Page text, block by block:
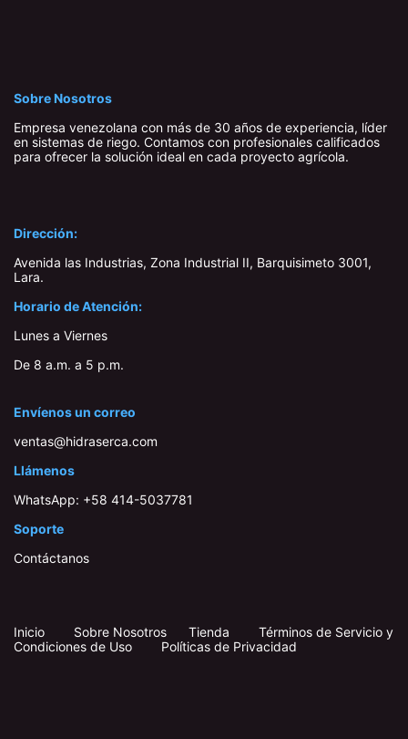
Sobre Nosotros
Empresa venezolana con más de 30 años de experiencia, líder
en sistemas de riego. Contamos con profesionales calificados
para ofrecer la solución ideal en cada proyecto agrícola.
Dirección:
Avenida las Industrias, Zona Industrial II, Barquisimeto 3001,
Lara​.
Horario de Atención:
Lunes a Viernes
De 8 a.m. a 5 p.m.
Envíenos un correo
ventas@hidraserca.com
Llámenos
WhatsApp: +58 414-503778​1
Soporte
Contáctanos
Inicio Sobre Nosotros Tienda
Términos de Servicio y
Condiciones de Uso
Políticas de Privacidad